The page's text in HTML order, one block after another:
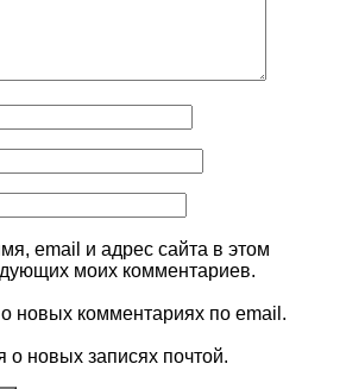
email и адрес сайта в этом
моих комментариев.
новых комментариях по email.
о новых записях почтой.